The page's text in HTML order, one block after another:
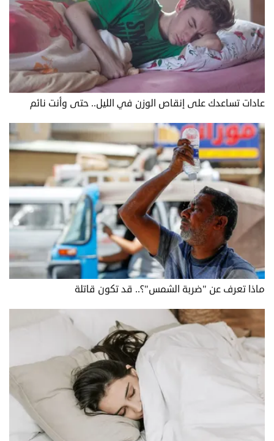
عادات تساعدك على إنقاص الوزن في الليل.. حتى وأنت نائم
ماذا تعرف عن "ضربة الشمس"؟.. قد تكون قاتلة